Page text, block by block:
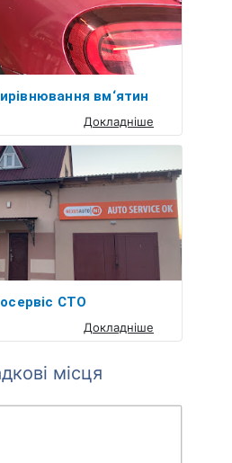
вм‘ятин
Докладніше
СТО
Докладніше
місця